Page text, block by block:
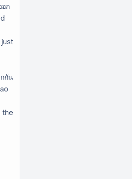
อก
just
กัน
the